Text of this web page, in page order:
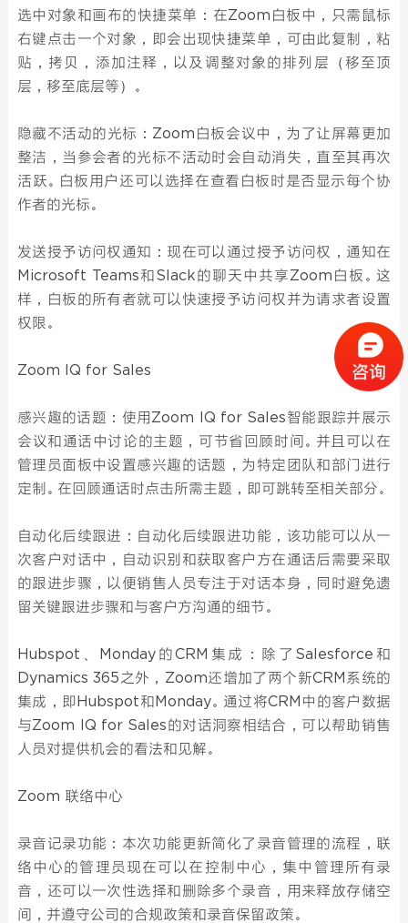
选中对象和画布的快捷菜单：在Zoom白板中，只需鼠标
右键点击一个对象，即会出现快捷菜单，可由此复制，粘
贴，拷贝，添加注释，以及调整对象的排列层（移至顶
层，移至底层等）。
隐藏不活动的光标：Zoom白板会议中，为了让屏幕更加
整洁，当参会者的光标不活动时会自动消失，直至其再次
活跃。白板用户还可以选择在查看白板时是否显示每个协
作者的光标。
发送授予访问权通知：现在可以通过授予访问权，通知在
Microsoft Teams和Slack的聊天中共享Zoom白板。这
样，白板的所有者就可以快速授予访问权并为请求者设置
权限。
Zoom IQ for Sales
感兴趣的话题：使用Zoom IQ for Sales智能跟踪并展示
会议和通话中讨论的主题，可节省回顾时间。并且可以在
管理员面板中设置感兴趣的话题，为特定团队和部门进行
定制。在回顾通话时点击所需主题，即可跳转至相关部分。
自动化后续跟进：自动化后续跟进功能，该功能可以从一
次客户对话中，自动识别和获取客户方在通话后需要采取
的跟进步骤，以便销售人员专注于对话本身，同时避免遗
留关键跟进步骤和与客户方沟通的细节。
Hubspot、Monday的CRM集成：除了Salesforce和
Dynamics 365之外，Zoom还增加了两个新CRM系统的
集成，即Hubspot和Monday。通过将CRM中的客户数据
与Zoom IQ for Sales的对话洞察相结合，可以帮助销售
人员对提供机会的看法和见解。
Zoom 联络中心
录音记录功能：本次功能更新简化了录音管理的流程，联
络中心的管理员现在可以在控制中心，集中管理所有录
音，还可以一次性选择和删除多个录音，用来释放存储空
间，并遵守公司的合规政策和录音保留政策。